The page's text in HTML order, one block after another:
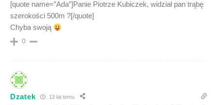
[quote name=”Ada”]Panie Piotrze Kubiczek, widział pan trąbę
szerokości 500m ?[/quote]
Chyba swoją
0
Dzatek 13 lat temu